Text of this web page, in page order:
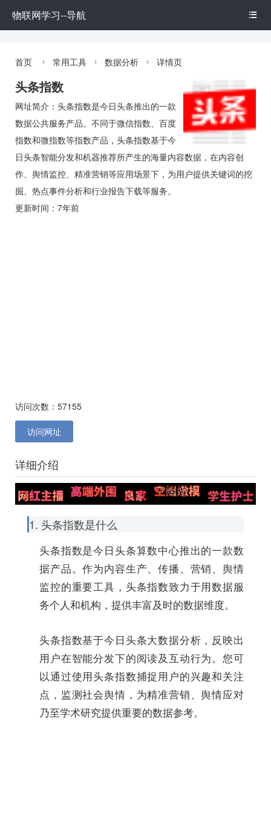
物联网学习--导航 
首页  常用工具  数据分析  详情页
头条指数
网址简介：头条指数是今日头条推出的一款
数据公共服务产品。不同于微信指数、百度
指数和微指数等指数产品，头条指数基于今
日头条智能分发和机器推荐所产生的海量内容数据，在内容创
作、舆情监控、精准营销等应用场景下，为用户提供关键词的挖
掘、热点事件分析和行业报告下载等服务。
更新时间：7年前
访问次数：57155
访问网址
详细介绍
1. 头条指数是什么
头条指数是今日头条算数中心推出的一款数
据产品。作为内容生产、传播、营销、舆情
监控的重要工具，头条指数致力于用数据服
务个人和机构，提供丰富及时的数据维度。
头条指数基于今日头条大数据分析，反映出
用户在智能分发下的阅读及互动行为。您可
以通过使用头条指数捕捉用户的兴趣和关注
点，监测社会舆情，为精准营销、舆情应对
乃至学术研究提供重要的数据参考。